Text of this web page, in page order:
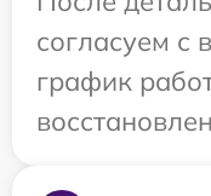
согласуем с
график